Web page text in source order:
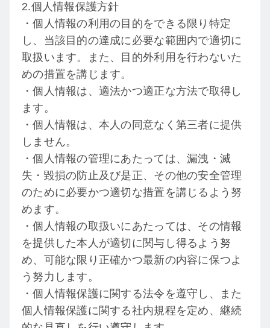
2.個人情報保護方針
・個人情報の利用の目的をできる限り特定
し、当該目的の達成に必要な範囲内で適切に
取扱います。また、目的外利用を行わないた
めの措置を講じます。
・個人情報は、適法かつ適正な方法で取得し
ます。
・個人情報は、本人の同意なく第三者に提供
しません。
・個人情報の管理にあたっては、漏洩・滅
失・毀損の防止及び是正、その他の安全管理
のために必要かつ適切な措置を講じるよう努
めます。
・個人情報の取扱いにあたっては、その情報
を提供した本人が適切に関与し得るよう努
め、可能な限り正確かつ最新の内容に保つよ
う努力します。
・個人情報保護に関する法令を遵守し、また
個人情報保護に関する社内規程を定め、継続